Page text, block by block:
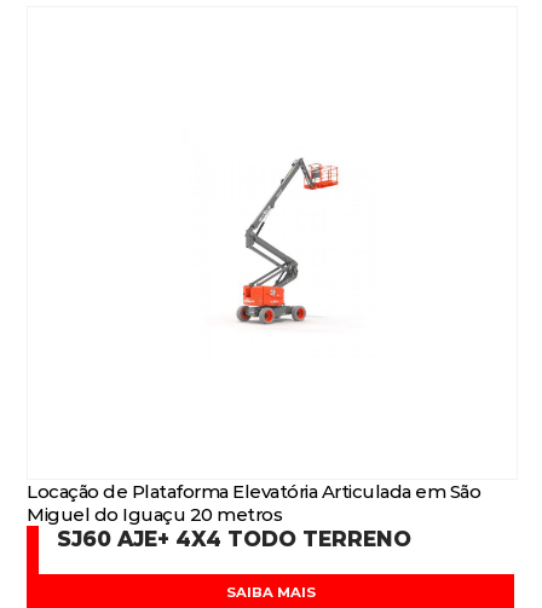
Locação de Plataforma Elevatória Articulada em São
Miguel do Iguaçu 20 metros
SJ60 AJE+ 4X4 TODO TERRENO
SAIBA MAIS